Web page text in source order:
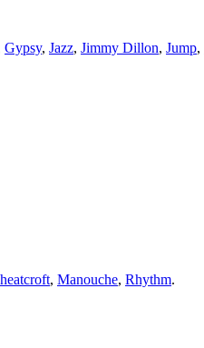
Gypsy, Jazz, Jimmy Dillon, Jump,
, Manouche, Rhythm.